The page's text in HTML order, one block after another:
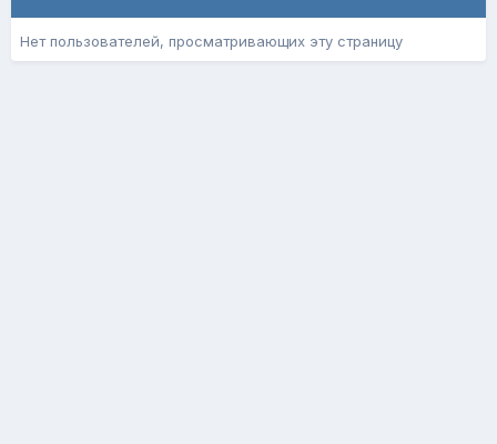
Нет пользователей, просматривающих эту страницу